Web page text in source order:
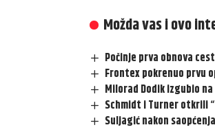
Možda vas i ovo
Počinje prva obnova
Frontex pokrenuo prvu
Milorad Dodik izgubio
Schmidt i Turner otkrili
Suljagić nakon